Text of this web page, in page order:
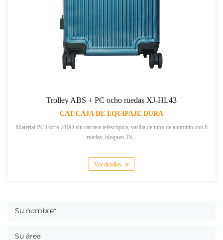
Trolley ABS + PC ocho ruedas XJ-HL43
CAT:CAJA DE EQUIPAJE DURA
Material PC Forro 210D sin carcasa telescópica, varilla de tubo de aluminio con 8
ruedas, bloqueo TS...
Ver detalles